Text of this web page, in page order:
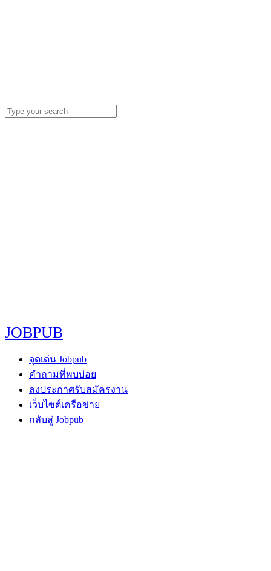
JOBPUB
จุดเด่น Jobpub
คำถามที่พบบ่อย
ลงประกาศรับสมัครงาน
เว็บไซต์เครือข่าย
กลับสู่ Jobpub